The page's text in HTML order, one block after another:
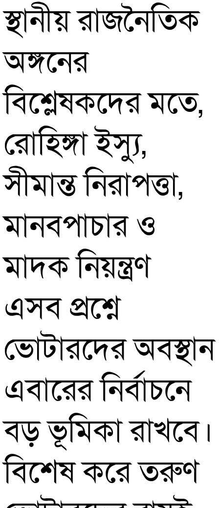
স্থানীয় রাজনৈতিক
অঙ্গনের
বিশ্লেষকদের মতে,
রোহিঙ্গা ইস্যু,
সীমান্ত নিরাপত্তা,
মানবপাচার ও
মাদক নিয়ন্ত্রণ
এসব প্রশ্নে
ভোটারদের অবস্থান
এবারের নির্বাচনে
বড় ভূমিকা রাখবে।
বিশেষ করে তরুণ